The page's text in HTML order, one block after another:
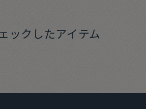
ックしたアイテム